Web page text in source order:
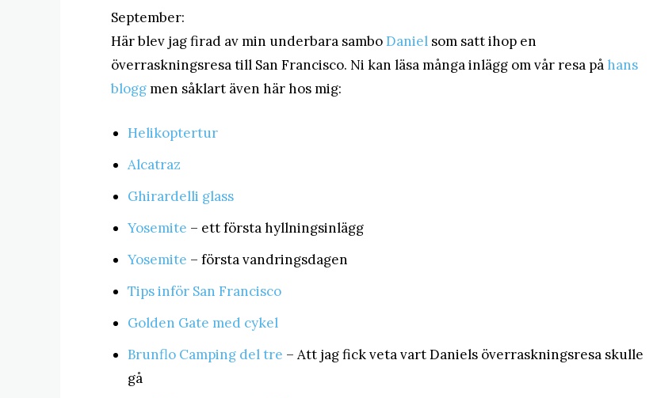
September:
Här blev jag firad av min underbara sambo Daniel som satt ihop en
överraskningsresa till San Francisco. Ni kan läsa många inlägg om vår resa på hans
bloggmen såklart även här hos mig:
Helikoptertur
Alcatraz
Ghirardelli glass
Yosemite – ett första hyllningsinlägg
Yosemite – första vandringsdagen
Tips inför San Francisco
Golden Gate med cykel
Brunflo Camping del tre – Att jag fick veta vart Daniels överraskningsresa skulle
gå